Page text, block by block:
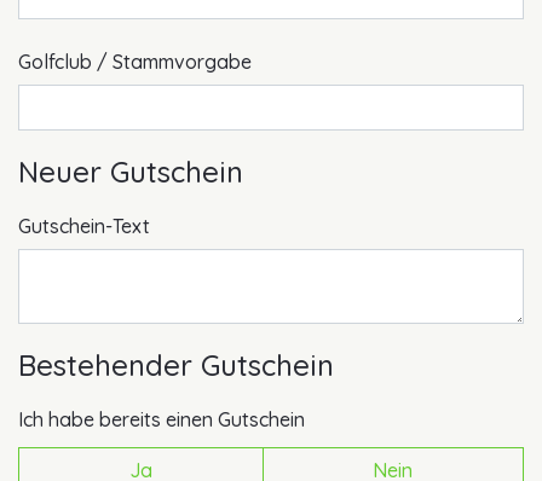
Golfclub / Stammvorgabe
Neuer Gutschein
Gutschein-Text
Bestehender Gutschein
Ich habe bereits einen Gutschein
Ja Nein